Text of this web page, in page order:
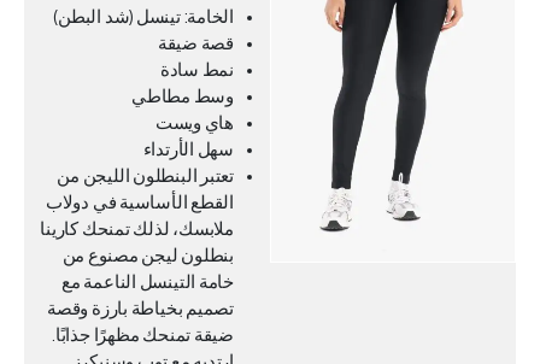
الخامة: تينسل (شد البطن)
قصة ضيقة
نمط سادة
وسط مطاطي
هاي ويست
سهل الأرتداء
تعتبر البنطلون الليجن من
القطع الأساسية في دولاب
ملابسك، لذلك تمنحك كارينا
بنطلون ليجن مصنوع من
خامة التينسل الناعمة مع
تصميم بخياطة بارزة وقصة
ضيقة تمنحك مظهرًا جذابًا.